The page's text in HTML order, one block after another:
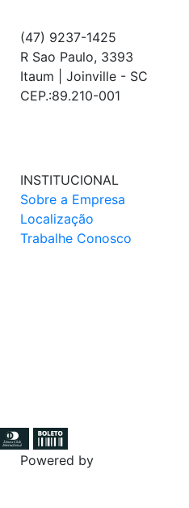
(47) 9237-1425
R Sao Paulo, 3393
Itaum | Joinville - SC
CEP.:89.210-001
INSTITUCIONAL
Sobre a Empresa
Localização
Trabalhe Conosco
Powered by